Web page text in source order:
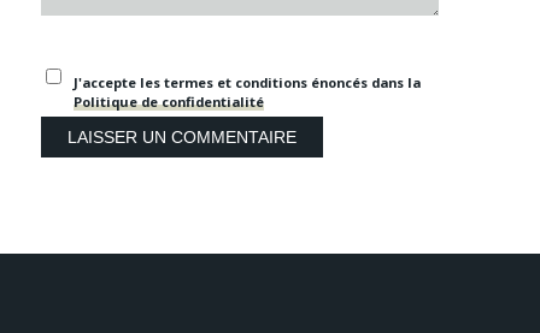
J'accepte les termes et conditions énoncés dans la
Politique de confidentialité